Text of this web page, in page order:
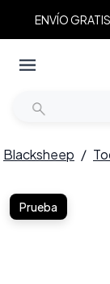
ENVÍO
Blacksheep /
Prueba